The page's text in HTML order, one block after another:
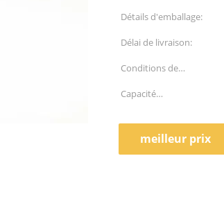
Détails d'emballage:
Délai de livraison:
Conditions de
paiement:
Capacité
meilleur prix